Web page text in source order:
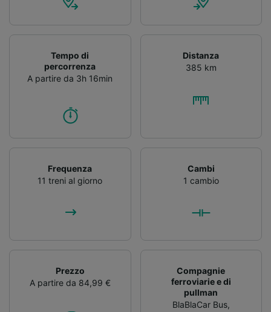
Tempo di
percorrenza
A partire da 3h 16min
Distanza
385 km
Frequenza
11 treni al giorno
Cambi
1 cambio
Prezzo
A partire da 84,99 €
Compagnie
ferroviarie e di
pullman
BlaBlaCar Bus,